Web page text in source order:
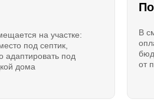
на участке:
под септик,
адаптировать под
дома
В
от